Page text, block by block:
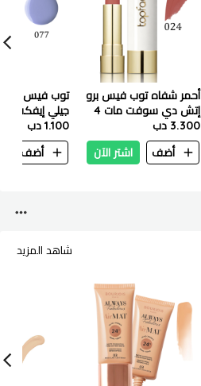
أحمر شفاه توب فيس برو
إتش دي سوفت مات 4
غرام - PT158-024
سيكريت كراش
3.300 دب
أضف
اشتر الآن
PT110-077
1.100 دب
أضف
شاهد المزيد